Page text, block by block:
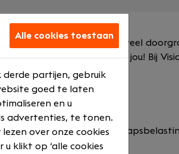
afwisselende baan met veel
de juiste uitdaging voor jou! Bij
Accountant.
jaarrekeningen
Alle cookies toestaan
derde partijen, gebruik
goed te laten
en u
advertenties, te tonen.
over onze cookies
u klikt op ‘alle cookies